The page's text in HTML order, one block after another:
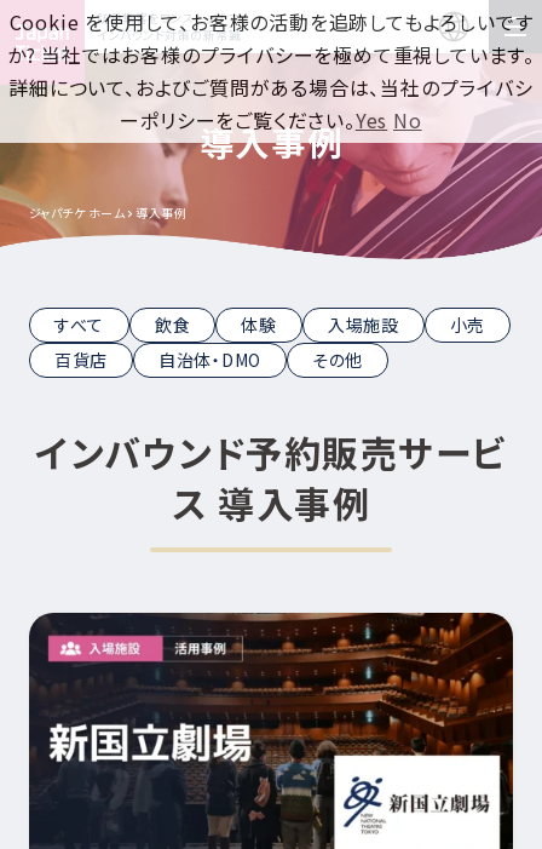
訪日集客をワンストップで！
インバウンド対策の新常識
導入事例
ジャパチケ ホーム 導入事例
すべて 飲食 体験 入場施設
小売
百貨店
自治体・DMO その他
インバウンド予約販売サービ
ス 導入事例
Cookie を使用して、お客様の活動を追跡してもよろしいです
か? 当社ではお客様のプライバシーを極めて重視しています。
詳細について、およびご質問がある場合は、当社のプライバシ
ーポリシーをご覧ください。Yes No